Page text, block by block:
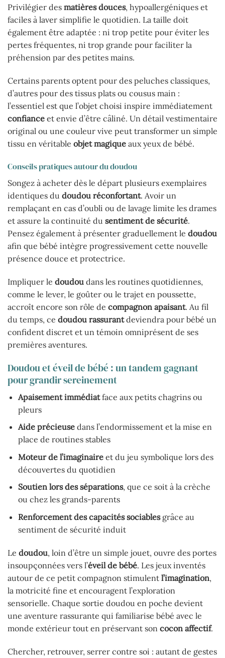
Privilégier des matières douces, hypoallergéniques et
faciles à laver simplifie le quotidien. La taille doit
également être adaptée : ni trop petite pour éviter les
pertes fréquentes, ni trop grande pour faciliter la
préhension par des petites mains.
Certains parents optent pour des peluches classiques,
d’autres pour des tissus plats ou cousus main :
l’essentiel est que l’objet choisi inspire immédiatement
confiance et envie d’être câliné. Un détail vestimentaire
original ou une couleur vive peut transformer un simple
tissu en véritable objet magique aux yeux de bébé.
Conseils pratiques autour du doudou
Songez à acheter dès le départ plusieurs exemplaires
identiques du doudou réconfortant. Avoir un
remplaçant en cas d’oubli ou de lavage limite les drames
et assure la continuité du sentiment de sécurité.
Pensez également à présenter graduellement le doudou
afin que bébé intègre progressivement cette nouvelle
présence douce et protectrice.
Impliquer le doudou dans les routines quotidiennes,
comme le lever, le goûter ou le trajet en poussette,
accroît encore son rôle de compagnon apaisant. Au fil
du temps, ce doudou rassurantdeviendra pour bébé un
confident discret et un témoin omniprésent de ses
premières aventures.
Doudou et éveil de bébé : un tandem gagnant
pour grandir sereinement
Apaisement immédiatface aux petits chagrins ou
pleurs
Aide précieusedans l’endormissement et la mise en
place de routines stables
Moteur de l’imaginaireet du jeu symbolique lors des
découvertes du quotidien
Soutien lors des séparations, que ce soit à la crèche
ou chez les grands-parents
Renforcement des capacités sociablesgrâce au
sentiment de sécurité induit
Le doudou, loin d’être un simple jouet, ouvre des portes
insoupçonnées vers l’éveil de bébé. Les jeux inventés
autour de ce petit compagnon stimulent l’imagination,
la motricité fine et encouragent l’exploration
sensorielle. Chaque sortie doudou en poche devient
une aventure rassurante qui familiarise bébé avec le
monde extérieur tout en préservant son cocon affectif.
Chercher, retrouver, serrer contre soi : autant de gestes